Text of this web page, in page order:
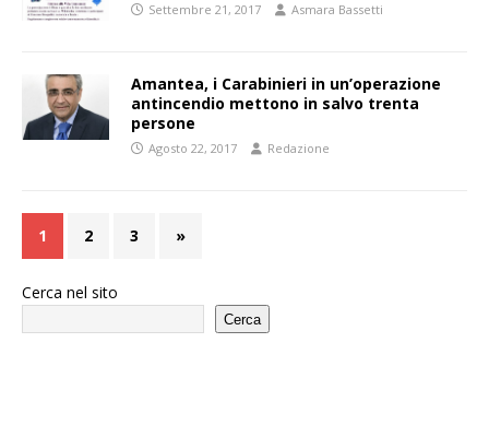
Settembre 21, 2017 Asmara Bassetti
Amantea, i Carabinieri in un’operazione
antincendio mettono in salvo trenta
persone
Agosto 22, 2017 Redazione
1 2 3 »
Cerca nel sito
Cerca